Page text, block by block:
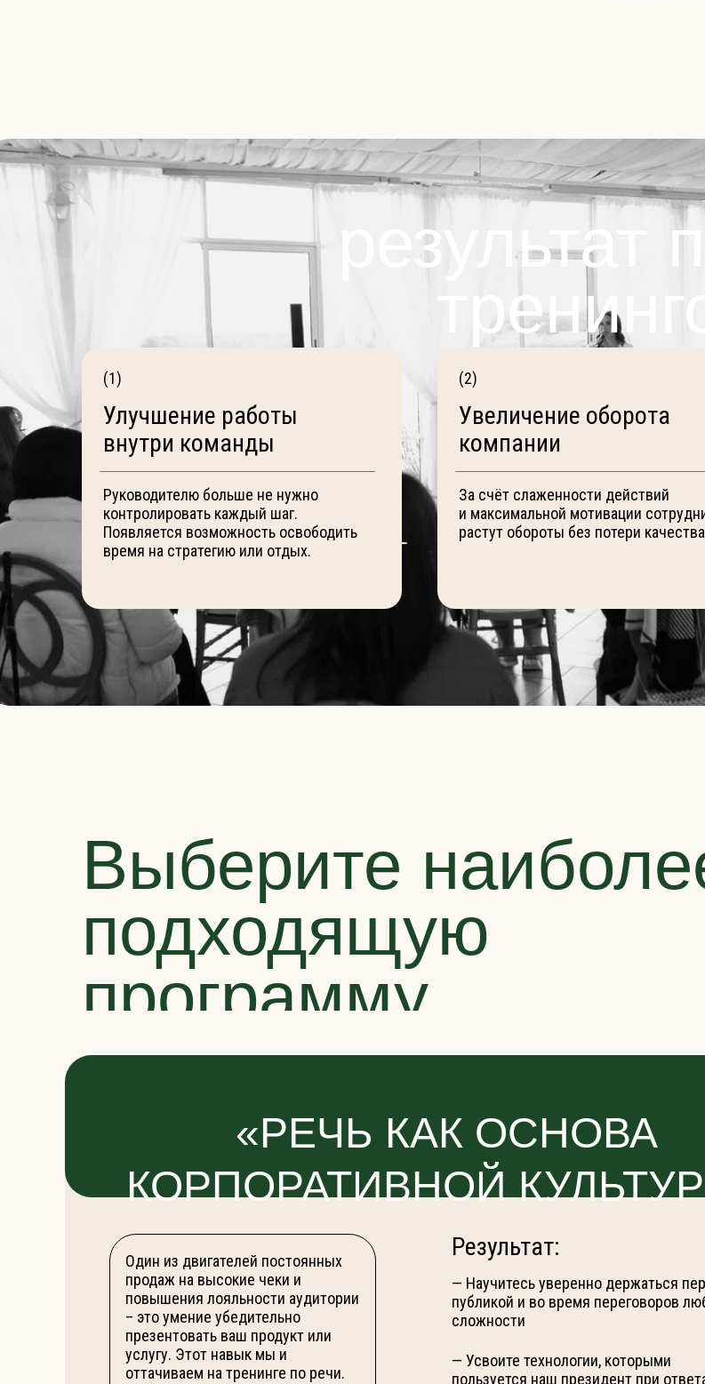
(2)
Увеличение оборота
компании
За счёт слаженности действий
и максимальной мотивации
растут обороты без потери
(1)
Улучшение работы
внутри команды
Руководителю больше не нужно
контролировать каждый шаг.
Появляется возможность освободить
время на стратегию или отдых.
результат
Выберите
подходящую
программу
— Научитесь уверенно держаться
публикой и во время переговоров
сложности
— Усвоите технологии, которыми
пользуется наш президент при
«РЕЧЬ КАК ОСНОВА
КОРПОРАТИВНОЙ
Один из двигателей постоянных
продаж на высокие чеки и
повышения лояльности аудитории
– это умение убедительно
презентовать ваш продукт или
услугу. Этот навык мы и
оттачиваем на тренинге по речи.
Результат: